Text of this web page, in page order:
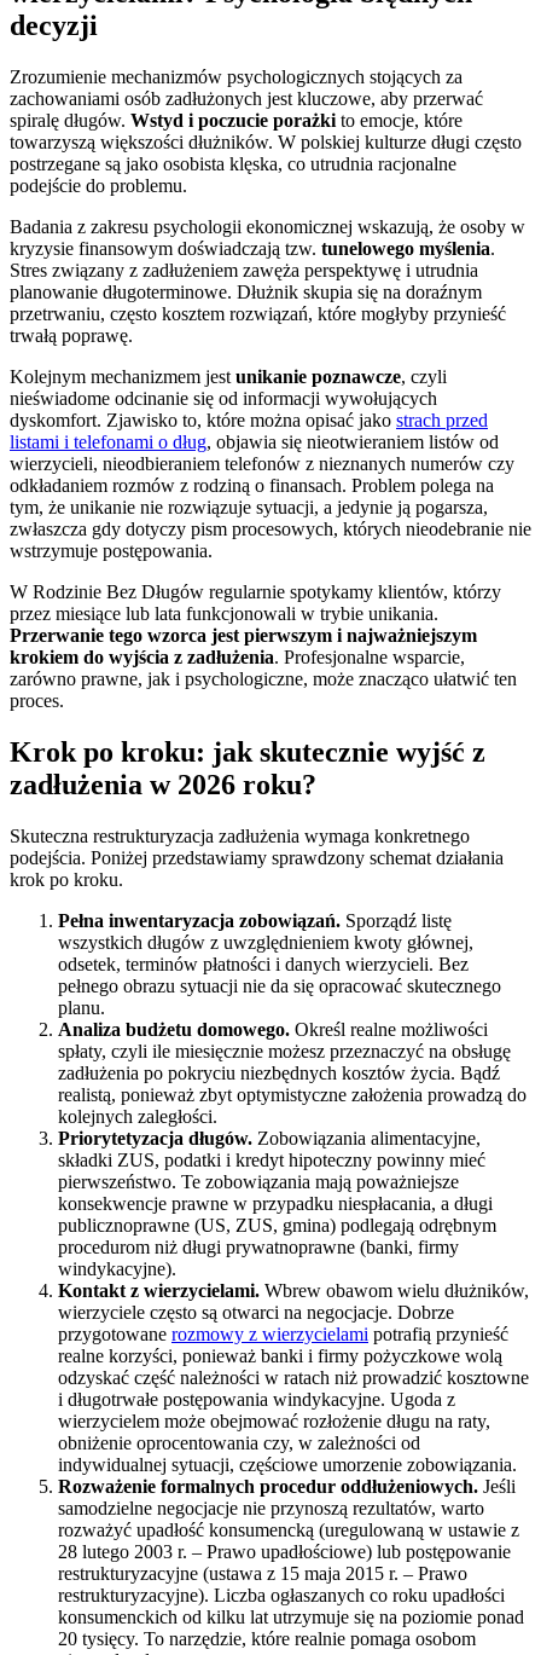
decyzji
Zrozumienie mechanizmów psychologicznych stojących za
zachowaniami osób zadłużonych jest kluczowe, aby przerwać
spiralę długów. Wstyd i poczucie porażki to emocje, które
towarzyszą większości dłużników. W polskiej kulturze długi często
postrzegane są jako osobista klęska, co utrudnia racjonalne
podejście do problemu.
Badania z zakresu psychologii ekonomicznej wskazują, że osoby w
kryzysie finansowym doświadczają tzw. tunelowego myślenia.
Stres związany z zadłużeniem zawęża perspektywę i utrudnia
planowanie długoterminowe. Dłużnik skupia się na doraźnym
przetrwaniu, często kosztem rozwiązań, które mogłyby przynieść
trwałą poprawę.
Kolejnym mechanizmem jest unikanie poznawcze, czyli
nieświadome odcinanie się od informacji wywołujących
dyskomfort. Zjawisko to, które można opisać jako strach przed
listami i telefonami o dług, objawia się nieotwieraniem listów od
wierzycieli, nieodbieraniem telefonów z nieznanych numerów czy
odkładaniem rozmów z rodziną o finansach. Problem polega na
tym, że unikanie nie rozwiązuje sytuacji, a jedynie ją pogarsza,
zwłaszcza gdy dotyczy pism procesowych, których nieodebranie nie
wstrzymuje postępowania.
W Rodzinie Bez Długów regularnie spotykamy klientów, którzy
przez miesiące lub lata funkcjonowali w trybie unikania.
Przerwanie tego wzorca jest pierwszym i najważniejszym
krokiem do wyjścia z zadłużenia. Profesjonalne wsparcie,
zarówno prawne, jak i psychologiczne, może znacząco ułatwić ten
proces.
Krok po kroku: jak skutecznie wyjść z
zadłużenia w 2026 roku?
Skuteczna restrukturyzacja zadłużenia wymaga konkretnego
podejścia. Poniżej przedstawiamy sprawdzony schemat działania
krok po kroku.
Pełna inwentaryzacja zobowiązań. Sporządź listę
wszystkich długów z uwzględnieniem kwoty głównej,
odsetek, terminów płatności i danych wierzycieli. Bez
pełnego obrazu sytuacji nie da się opracować skutecznego
planu.
Analiza budżetu domowego. Określ realne możliwości
spłaty, czyli ile miesięcznie możesz przeznaczyć na obsługę
zadłużenia po pokryciu niezbędnych kosztów życia. Bądź
realistą, ponieważ zbyt optymistyczne założenia prowadzą do
kolejnych zaległości.
Priorytetyzacja długów. Zobowiązania alimentacyjne,
składki ZUS, podatki i kredyt hipoteczny powinny mieć
pierwszeństwo. Te zobowiązania mają poważniejsze
konsekwencje prawne w przypadku niespłacania, a długi
publicznoprawne (US, ZUS, gmina) podlegają odrębnym
procedurom niż długi prywatnoprawne (banki, firmy
windykacyjne).
Kontakt z wierzycielami. Wbrew obawom wielu dłużników,
wierzyciele często są otwarci na negocjacje. Dobrze
przygotowane rozmowy z wierzycielami potrafią przynieść
realne korzyści, ponieważ banki i firmy pożyczkowe wolą
odzyskać część należności w ratach niż prowadzić kosztowne
i długotrwałe postępowania windykacyjne. Ugoda z
wierzycielem może obejmować rozłożenie długu na raty,
obniżenie oprocentowania czy, w zależności od
indywidualnej sytuacji, częściowe umorzenie zobowiązania.
Rozważenie formalnych procedur oddłużeniowych. Jeśli
samodzielne negocjacje nie przynoszą rezultatów, warto
rozważyć upadłość konsumencką (uregulowaną w ustawie z
28 lutego 2003 r. – Prawo upadłościowe) lub postępowanie
restrukturyzacyjne (ustawa z 15 maja 2015 r. – Prawo
restrukturyzacyjne). Liczba ogłaszanych co roku upadłości
konsumenckich od kilku lat utrzymuje się na poziomie ponad
20 tysięcy. To narzędzie, które realnie pomaga osobom